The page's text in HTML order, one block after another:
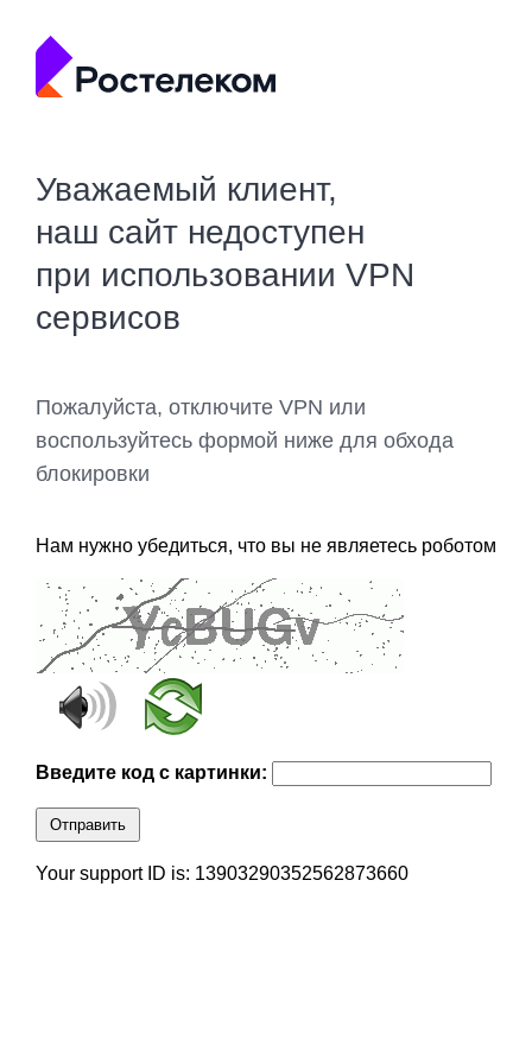
Уважаемый клиент,
наш сайт недоступен
при использовании VPN
сервисов
Пожалуйста, отключите VPN или
воспользуйтесь формой ниже для обхода
блокировки
Нам нужно убедиться, что вы не являетесь роботом
Введите код с картинки:
Отправить
Your support ID is: 13903290352562873660